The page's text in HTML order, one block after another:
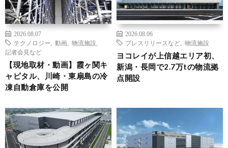
2026.08.07
テクノロジー
動画 物流施設
記者会見など
【現地取材・動画】霞ヶ関キ
ャピタル、川崎・東扇島の冷
凍自動倉庫を公開
2026.08.06
プレスリリースなど
物流施設
ヨコレイが上信越エリア初、
新潟・長岡で2.7万tの物流拠
点開設